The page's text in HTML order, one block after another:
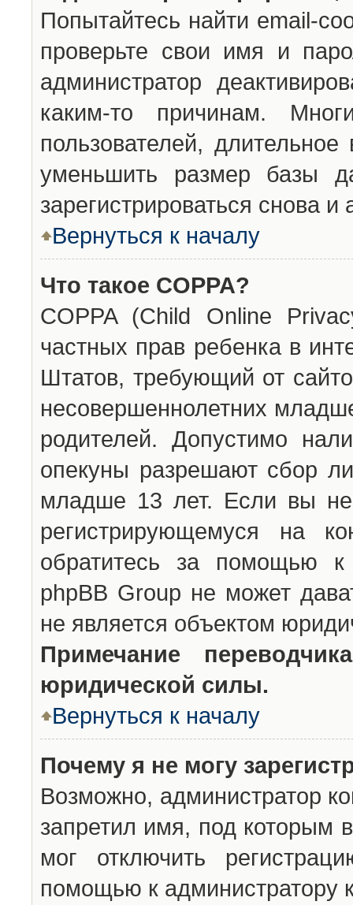
Попытайтесь найти email-
проверьте свои имя и
администратор
каким-то причинам.
пользователей,
уменьшить размер базы
зарегистрироваться снова и
Вернуться к началу
Что такое COPPA?
COPPA (Child Online
частных прав ребенка в
Штатов, требующий от
несовершеннолетних
родителей. Допустимо
опекуны разрешают сбор
младше 13 лет. Если вы
регистрирующемуся на
обратитесь за помощью к
phpBB Group не может
не является объектом
Примечание
юридической силы.
Вернуться к началу
Почему я не могу
Возможно, администратор
запретил имя, под которым
мог отключить
помощью к администратору